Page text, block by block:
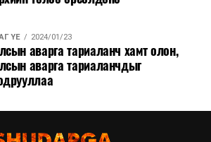
ҮЕ 2024/01/23
аварга тариаланч хамт олон,
аварга тариаланчдыг